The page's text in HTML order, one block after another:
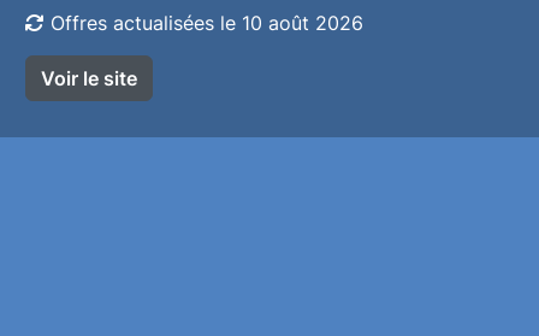
Offres actualisées le 10 août 2026
Voir le site